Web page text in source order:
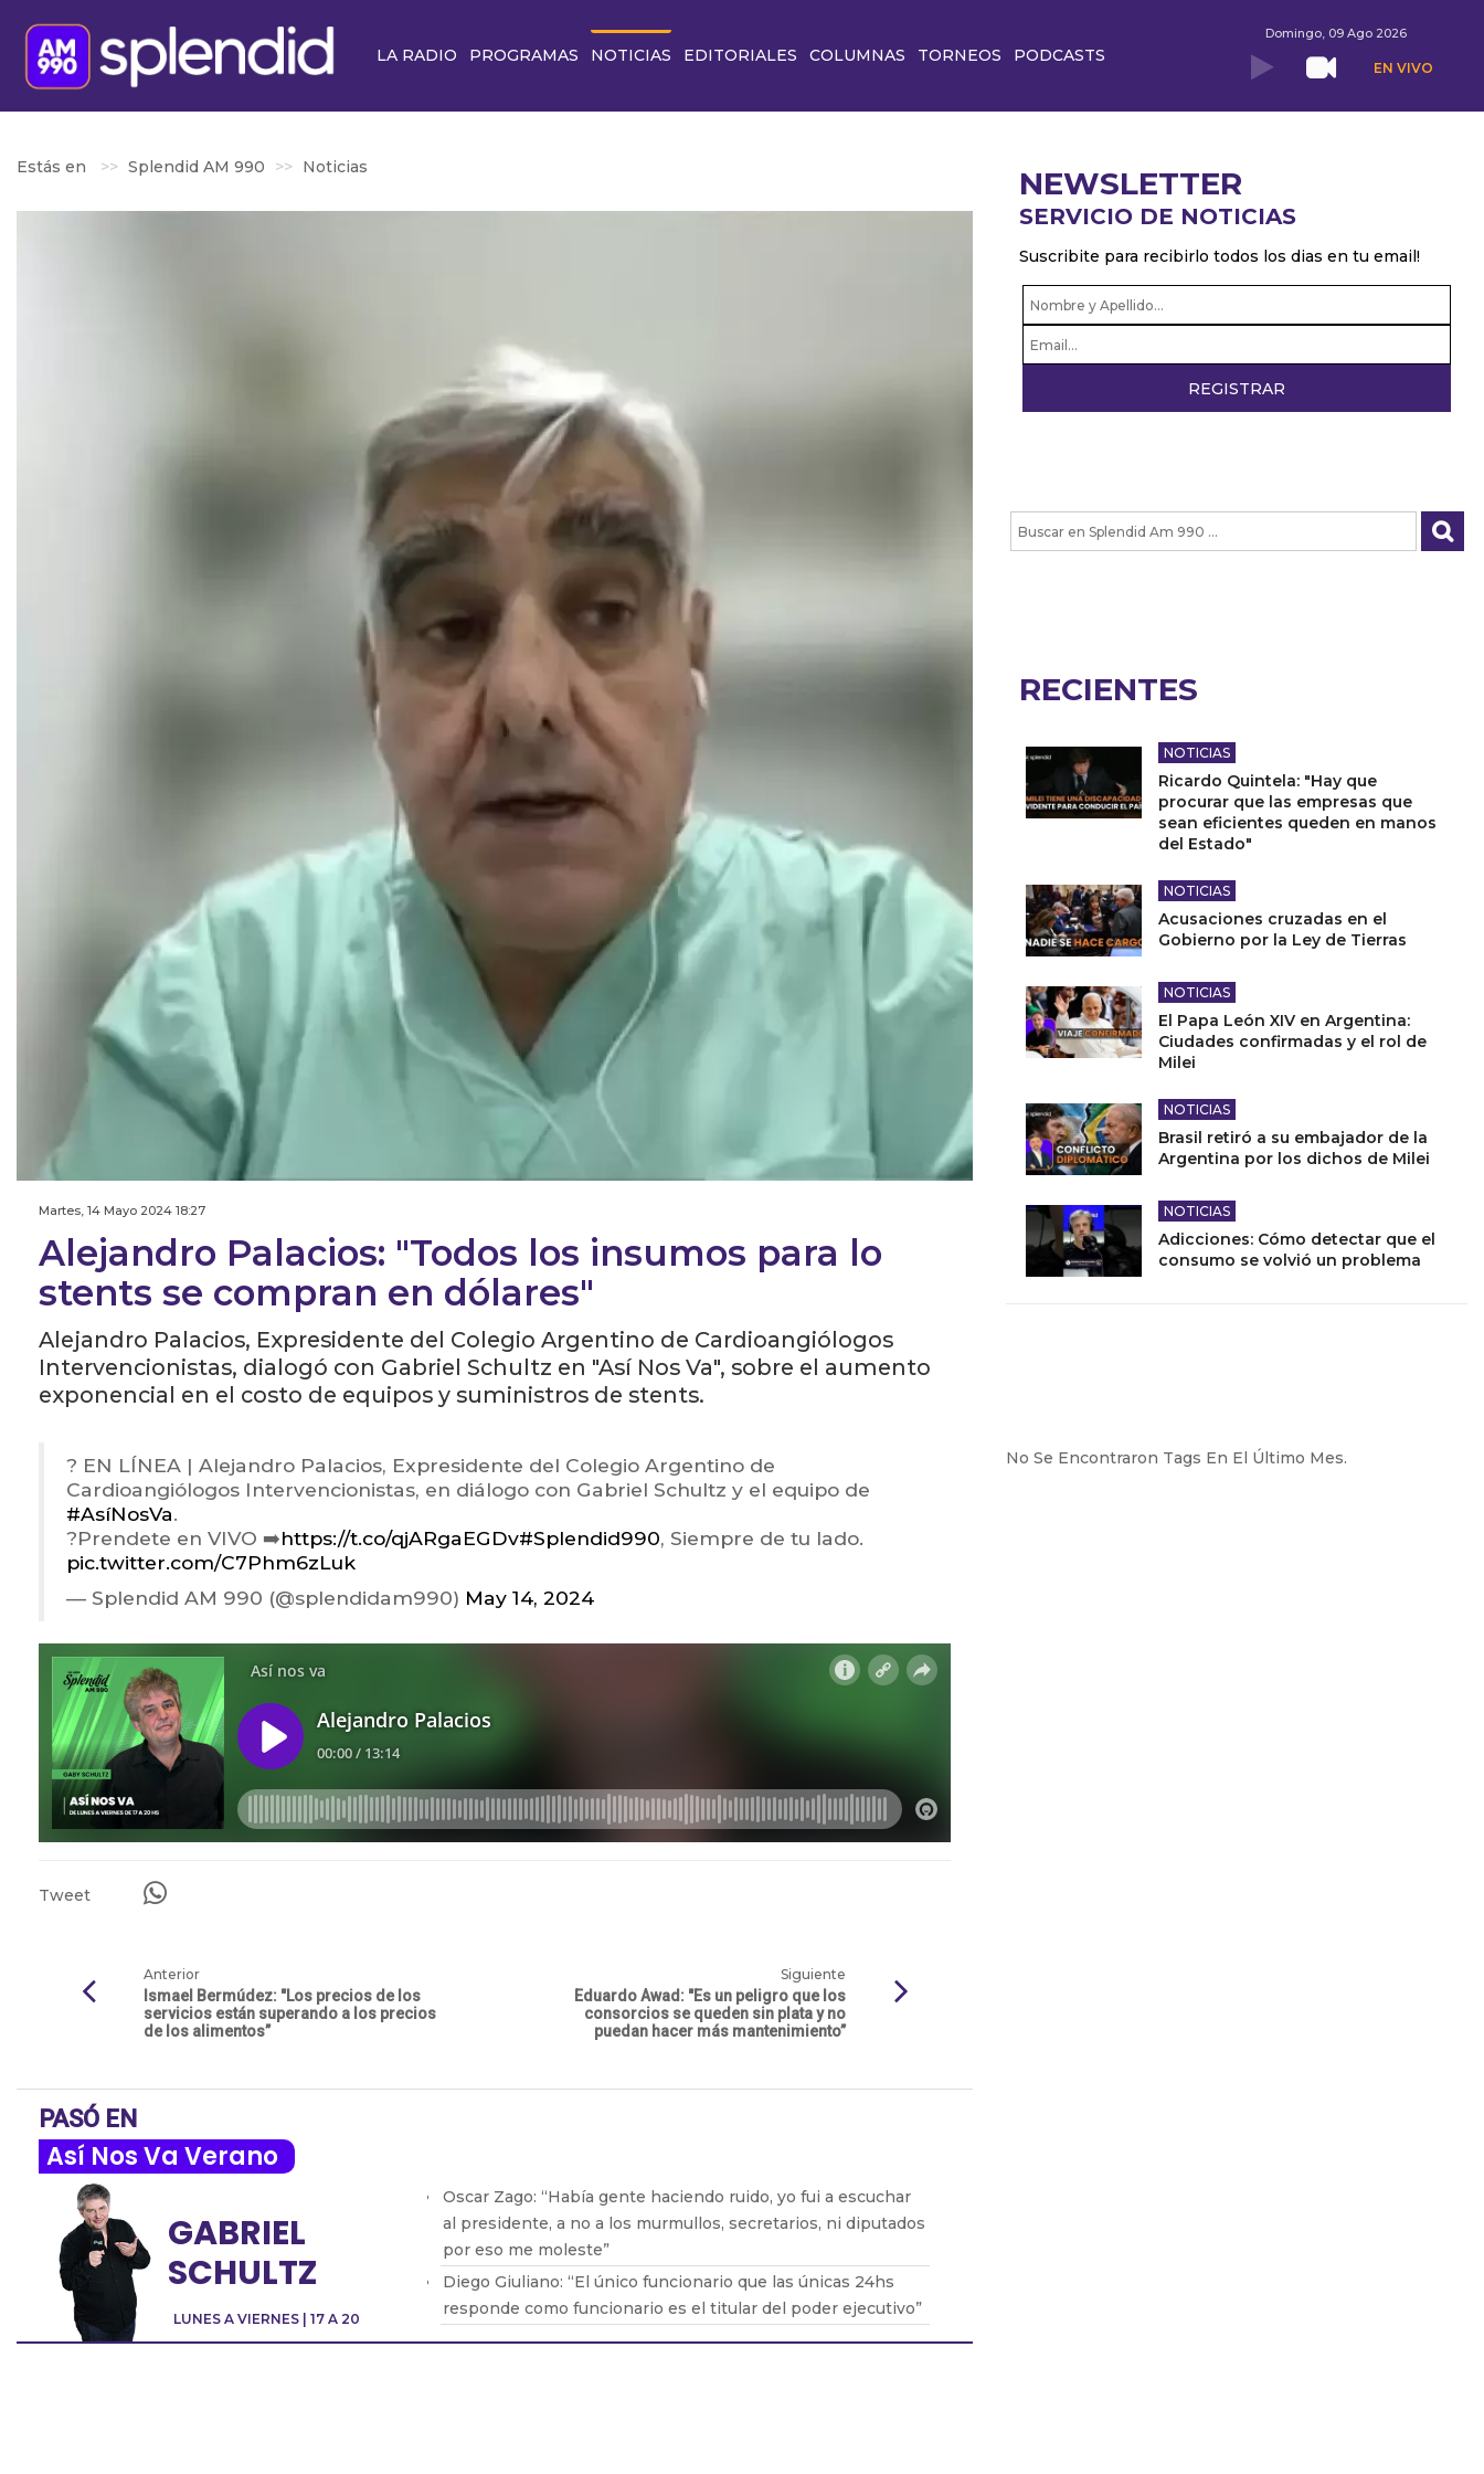
LA RADIO PROGRAMAS NOTICIAS EDITORIALES COLUMNAS TORNEOS PODCASTS
Domingo, 09 Ago 2026
EN VIVO
Estás en Splendid AM 990 Noticias
Martes, 14 Mayo 2024 18:27
Alejandro Palacios: "Todos los insumos para lo
stents se compran en dólares"
Alejandro Palacios, Expresidente del Colegio Argentino de Cardioangiólogos
Intervencionistas, dialogó con Gabriel Schultz en "Así Nos Va", sobre el aumento
exponencial en el costo de equipos y suministros de stents.
? EN LÍNEA | Alejandro Palacios, Expresidente del Colegio Argentino de
Cardioangiólogos Intervencionistas, en diálogo con Gabriel Schultz y el equipo de
#AsíNosVa.
?Prendete en VIVO ➡️https://t.co/qjARgaEGDv#Splendid990, Siempre de tu lado.
pic.twitter.com/C7Phm6zLuk
— Splendid AM 990 (@splendidam990) May 14, 2024
Tweet
Anterior
Ismael Bermúdez: "Los precios de los
servicios están superando a los precios
de los alimentos”
Siguiente
Eduardo Awad: "Es un peligro que los
consorcios se queden sin plata y no
puedan hacer más mantenimiento”
PASÓ EN
Así Nos Va Verano
LUNES A VIERNES | 17 A 20
GABRIEL
SCHULTZ
Oscar Zago: “Había gente haciendo ruido, yo fui a escuchar
al presidente, a no a los murmullos, secretarios, ni diputados
por eso me moleste”
Diego Giuliano: “El único funcionario que las únicas 24hs
responde como funcionario es el titular del poder ejecutivo”
Pablo Zurro: “Soy intendente 24hs, no soy intendente y
NEWSLETTER
SERVICIO DE NOTICIAS
Suscribite para recibirlo todos los dias en tu email!
RECIENTES
NOTICIAS
Ricardo Quintela: "Hay que
procurar que las empresas que
sean eficientes queden en manos
del Estado"
NOTICIAS
Acusaciones cruzadas en el
Gobierno por la Ley de Tierras
NOTICIAS
El Papa León XIV en Argentina:
Ciudades confirmadas y el rol de
Milei
NOTICIAS
Brasil retiró a su embajador de la
Argentina por los dichos de Milei
NOTICIAS
Adicciones: Cómo detectar que el
consumo se volvió un problema
No Se Encontraron Tags En El Último Mes.